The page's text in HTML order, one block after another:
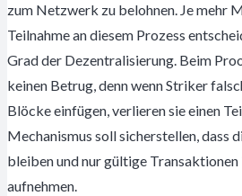
zum Netzwerk zu belohnen. Je mehr
Teilnahme an diesem Prozess
Grad der Dezentralisierung. Beim
keinen Betrug, denn wenn Striker
Blöcke einfügen, verlieren sie einen
Mechanismus soll sicherstellen, dass
bleiben und nur gültige Transaktionen
aufnehmen.